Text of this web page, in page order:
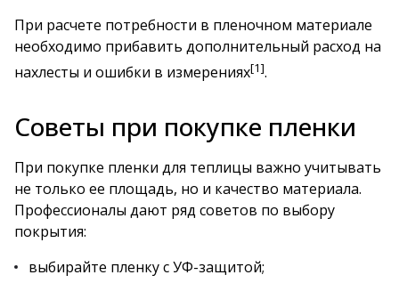
При расчете потребности в пленочном материале
необходимо прибавить дополнительный расход на
нахлесты и ошибки в измерениях[1].
Советы при покупке пленки
При покупке пленки для теплицы важно учитывать
не только ее площадь, но и качество материала.
Профессионалы дают ряд советов по выбору
покрытия:
выбирайте пленку с УФ-защитой;